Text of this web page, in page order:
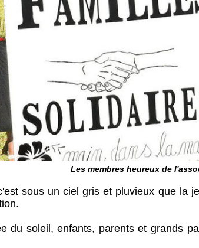
Les membres heureux de
sous un ciel gris et pluvieux que la
du soleil, enfants, parents et grands